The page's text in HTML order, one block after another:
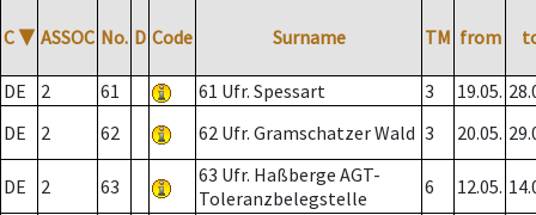
C ▼ ASSOC No. D Code Surname TM from
DE 2 61 61 Ufr. Spessart 3 19.05.
DE
2 62 62 Ufr. Gramschatzer Wald 3 20.05.
DE 2 63
63 Ufr. Haßberge AGT-
Toleranzbelegstelle
6 12.05.